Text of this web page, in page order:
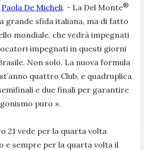
Paola De Micheli. - La Del Monte®
grande sfida italiana, ma di fatto
mondiale, che vedrà impegnati
impegnati in questi giorni
Non solo. La nuova formula
quattro Club, e quadruplica
e due finali per garantire
puro ».
21 vede per la quarta volta
e sempre per la quarta volta il